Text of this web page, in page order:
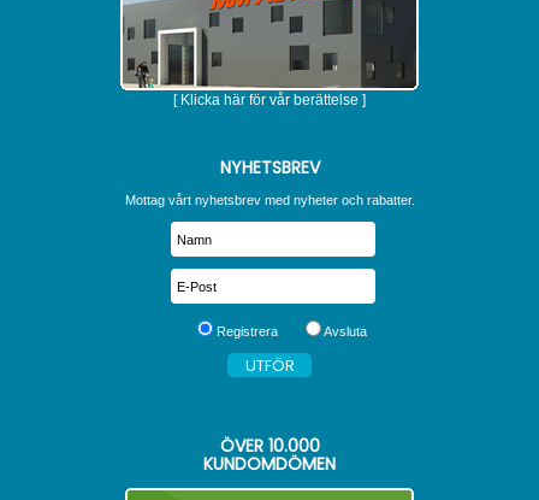
[ Klicka här för vår berättelse ]
NYHETSBREV
Mottag vårt nyhetsbrev med nyheter och rabatter.
Registrera Avsluta
ÖVER 10.000
KUNDOMDÖMEN